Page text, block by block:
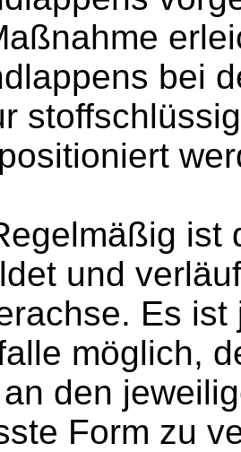
bei
ist
und
Es
möglich,
den
Form zu